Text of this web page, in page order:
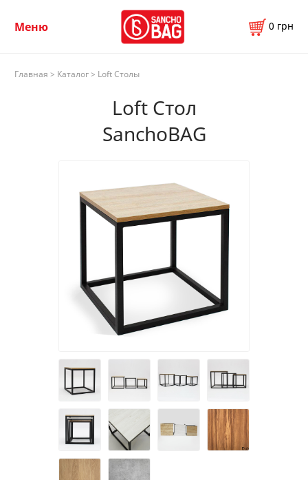
Меню 0 грн
Главная > Каталог> Loft Столы
Loft Стол
SanchoBAG